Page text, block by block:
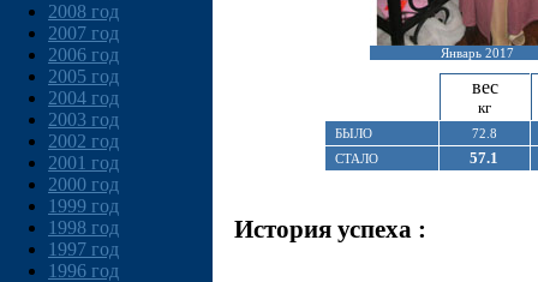
2008 год
2007 год
2006 год
2005 год
2004 год
2003 год
2002 год
2001 год
2000 год
1999 год
1998 год
1997 год
1996 год
Январь 2017
вес
кг
БЫЛО
72.8
СТАЛО
57.1
История успеха :